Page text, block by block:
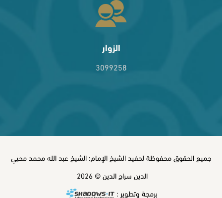
الزوار
3099258
جميع الحقوق محفوظة لحفيد الشيخ الإمام: الشيخ عبد الله محمد محيي
الدين سراج الدين © 2026
برمجة وتطوير :